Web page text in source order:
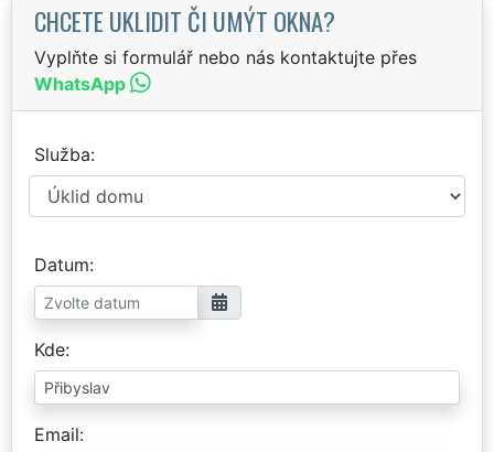
CHCETE UKLIDIT ČI UMÝT OKNA?
Vyplňte si formulář nebo nás kontaktujte přes
WhatsApp
Služba
Datum
Kde
Email